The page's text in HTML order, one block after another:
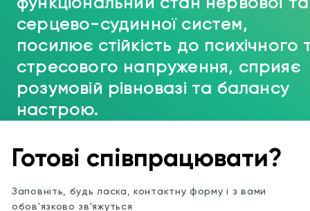
серцево-судинної систем,
посилює стійкість до психічного
стресового напруження, сприяє
розумовій рівновазі та балансу
настрою.
Готові співпрацювати?
Заповніть, будь ласка, контактну форму і з вами
обов'язково зв'яжуться